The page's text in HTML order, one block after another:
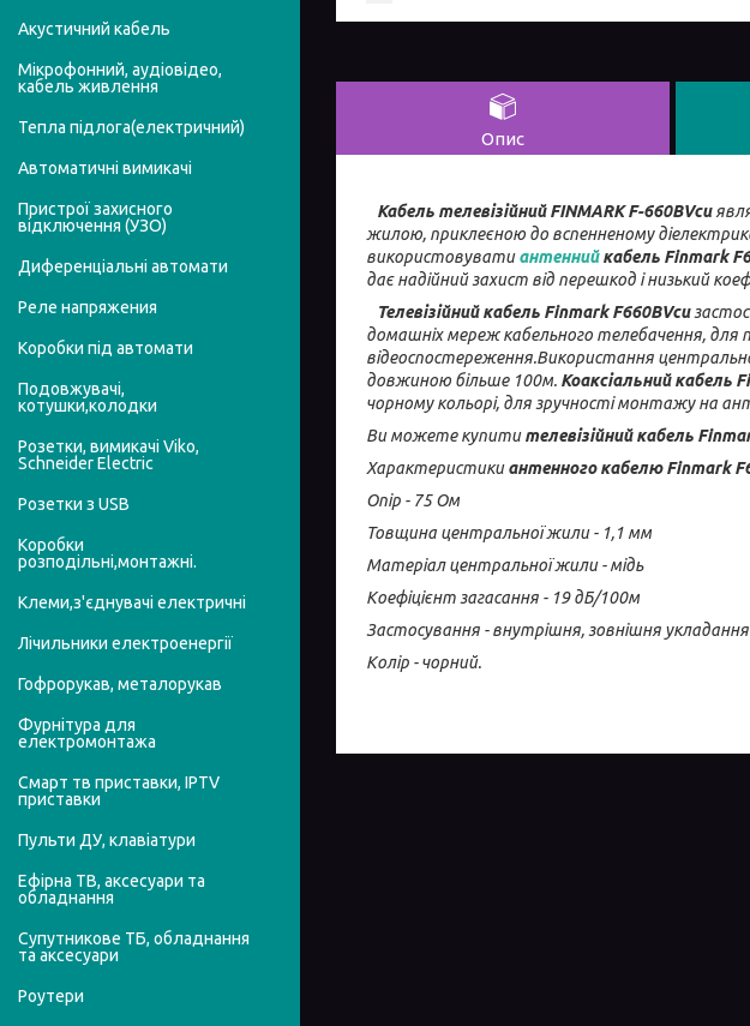
Опис
Кабель телевізійний FINMARK F-660BVcu
жилою, приклеєною до вспенненому
використовуватиантеннийкабель Finmark
дає надійний захист від перешкод і низький
Телевізійний кабель Finmark F660BVcu
домашніх мереж кабельного телебачення, для
відеоспостереження.Використання
довжиною більше 100м. Коаксіальний кабель
чорному кольорі, для зручності монтажу на
Ви можете купитителевізійний кабель
Характеристикиантенного кабелю Finmark
Опір - 75 Ом
Товщина центральної жили - 1,1 мм
Матеріал центральної жили - мідь
Коефіцієнт загасання - 19 дБ/100м
Застосування - внутрішня, зовнішня укладання
Колір - чорний.
Акустичний кабель
Мікрофонний, аудіовідео,
кабель живлення
Тепла підлога(електричний)
Автоматичні вимикачі
Пристрої захисного
відключення (УЗО)
Диференціальні автомати
Реле напряжения
Коробки під автомати
Подовжувачі,
котушки,колодки
Розетки, вимикачі Viko,
Schneider Electric
Розетки з USB
Коробки
розподільні,монтажні.
Клеми,з'єднувачі електричні
Лічильники електроенергії
Гофрорукав, металорукав
Фурнітура для
електромонтажа
Смарт тв приставки, IPTV
приставки
Пульти ДУ, клавіатури
Ефірна ТВ, аксесуари та
обладнання
Супутникове ТБ, обладнання
та аксесуари
Роутери